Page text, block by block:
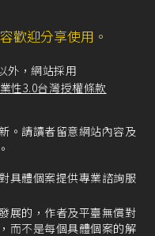
歡迎分享使用。
外，網站採用
性3.0台灣授權條款
。請讀者留意網站內容及
具體個案提供專業諮詢服
展的，作者及平臺無償對
而不是每個具體個案的解